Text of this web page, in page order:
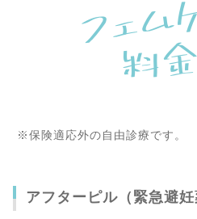
※保険適応外の自由診療です。
アフターピル（緊急避妊